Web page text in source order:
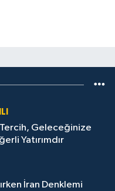
Geleceğinize
Yatırımdır
İran Denklemi